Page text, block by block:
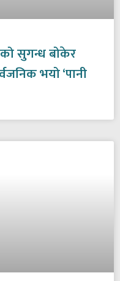
सुगन्ध बोकेर
भयो ‘पानी